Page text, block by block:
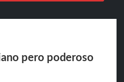
pero poderoso